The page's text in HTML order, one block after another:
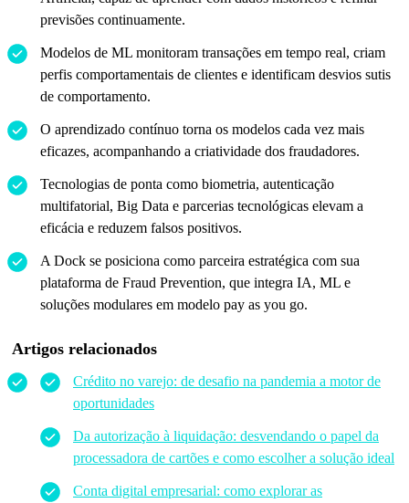
previsões continuamente.
Modelos de ML monitoram transações em tempo real, criam
perfis comportamentais de clientes e identificam desvios sutis
de comportamento.
O aprendizado contínuo torna os modelos cada vez mais
eficazes, acompanhando a criatividade dos fraudadores.
Tecnologias de ponta como biometria, autenticação
multifatorial, Big Data e parcerias tecnológicas elevam a
eficácia e reduzem falsos positivos.
A Dock se posiciona como parceira estratégica com sua
plataforma de Fraud Prevention, que integra IA, ML e
soluções modulares em modelo pay as you go.
Artigos relacionados
Crédito no varejo: de desafio na pandemia a motor de
oportunidades
Da autorização à liquidação: desvendando o papel da
processadora de cartões e como escolher a solução ideal
Conta digital empresarial: como explorar as